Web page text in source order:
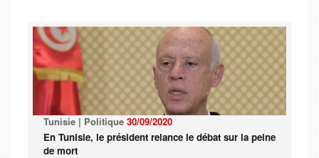
Tunisie | Politique 30/09/2020
En Tunisie, le président relance le débat sur la peine
de mort